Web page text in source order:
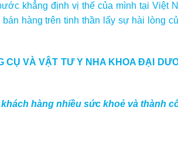
khẳng định vị thế của mình tại Việt
hàng trên tinh thần lấy sự hài lòng
CỤ VÀ VẬT TƯ Y NHA KHOA ĐẠI
hàng nhiều sức khoẻ và thành